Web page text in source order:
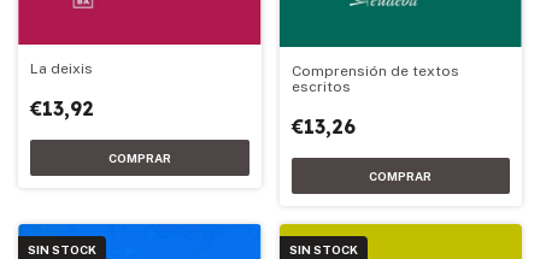
La deixis
€13,92
Comprensión de textos
escritos
€13,26
SIN STOCK SIN STOCK